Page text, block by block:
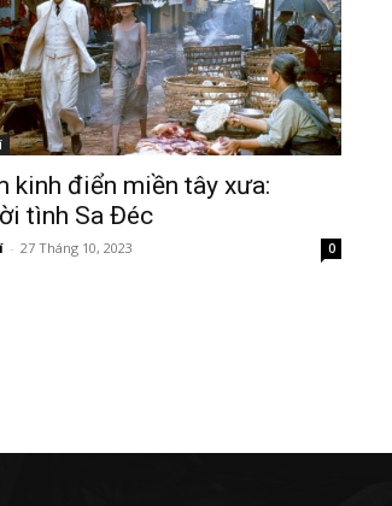
kinh điển miền tây xưa:
tình Sa Đéc
- 27 Tháng 10, 2023 0